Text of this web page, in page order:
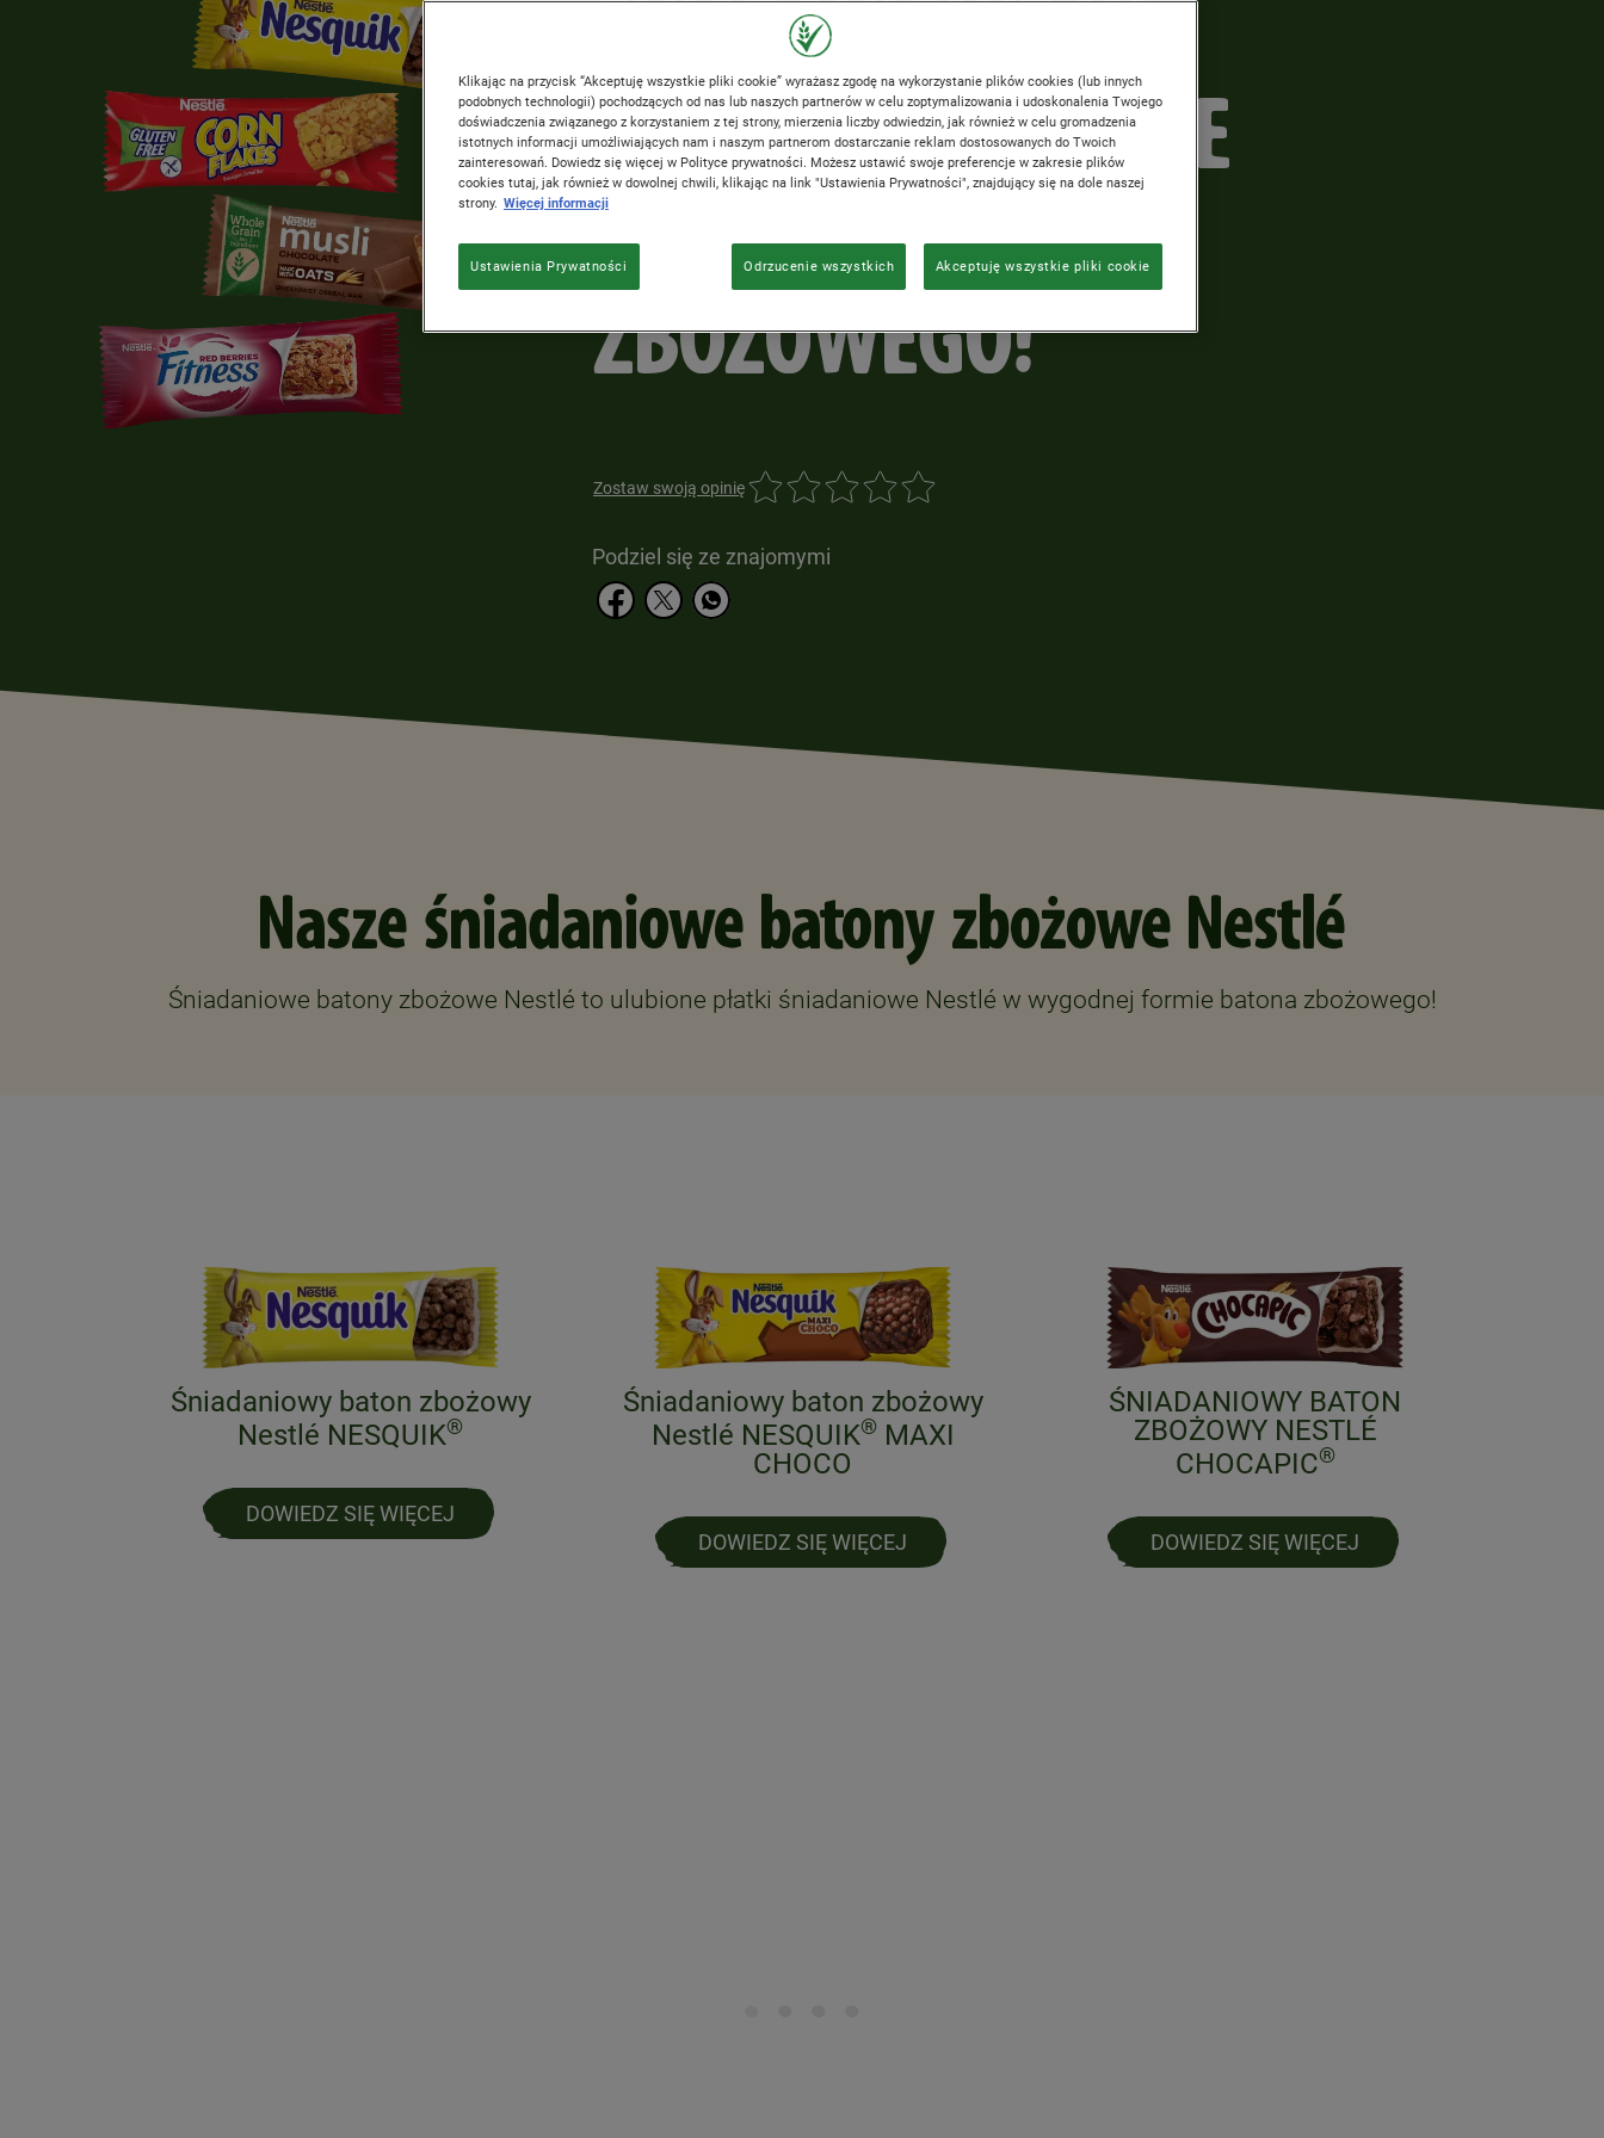
ŚNIADANIOWE W
WYGODNEJ FORMIE
BATONA
ZBOŻOWEGO!
Zostaw swoją opinię
Podziel się ze znajomymi
Nasze śniadaniowe batony zbożowe Nestlé
Śniadaniowe batony zbożowe Nestlé to ulubione płatki śniadaniowe Nestlé w wygodnej formie batona zbożowego!
Śniadaniowy baton zbożowy
Nestlé NESQUIK®
DOWIEDZ SIĘ WIĘCEJ
Śniadaniowy baton zbożowy
Nestlé NESQUIK®MAXI
CHOCO
DOWIEDZ SIĘ WIĘCEJ
ŚNIADANIOWY BATON
ZBOŻOWY NESTLÉ
CHOCAPIC®
DOWIEDZ SIĘ WIĘCEJ
Klikając na przycisk “Akceptuję wszystkie pliki cookie” wyrażasz zgodę na wykorzystanie plików cookies (lub innych
podobnych technologii) pochodzących od nas lub naszych partnerów w celu zoptymalizowania i udoskonalenia Twojego
doświadczenia związanego z korzystaniem z tej strony, mierzenia liczby odwiedzin, jak również w celu gromadzenia
istotnych informacji umożliwiających nam i naszym partnerom dostarczanie reklam dostosowanych do Twoich
zainteresowań. Dowiedz się więcej w Polityce prywatności. Możesz ustawić swoje preferencje w zakresie plików
cookies tutaj, jak również w dowolnej chwili, klikając na link "Ustawienia Prywatności", znajdujący się na dole naszej
strony. Więcej informacji
Ustawienia Prywatności Odrzucenie wszystkich Akceptuję wszystkie pliki cookie